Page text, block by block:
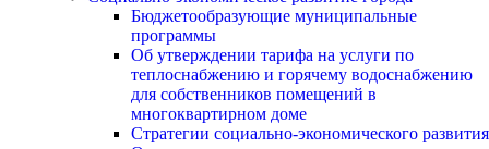
Бюджетообразующие муниципальные
программы
Об утверждении тарифа на услуги по
теплоснабжению и горячему водоснабжению
для собственников помещений в
многоквартирном доме
Стратегии социально-экономического развития